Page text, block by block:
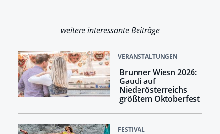
weitere interessante Beiträge
VERANSTALTUNGEN
Brunner Wiesn 2026:
Gaudi auf
Niederösterreichs
größtem Oktoberfest
FESTIVAL